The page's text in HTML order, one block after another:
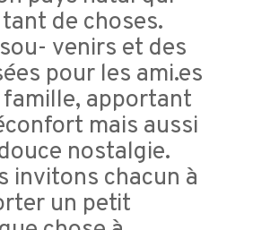
de choses.
venirs et des
pour les ami.es
apportant
mais aussi
nostalgie.
invitons chacun à
un petit